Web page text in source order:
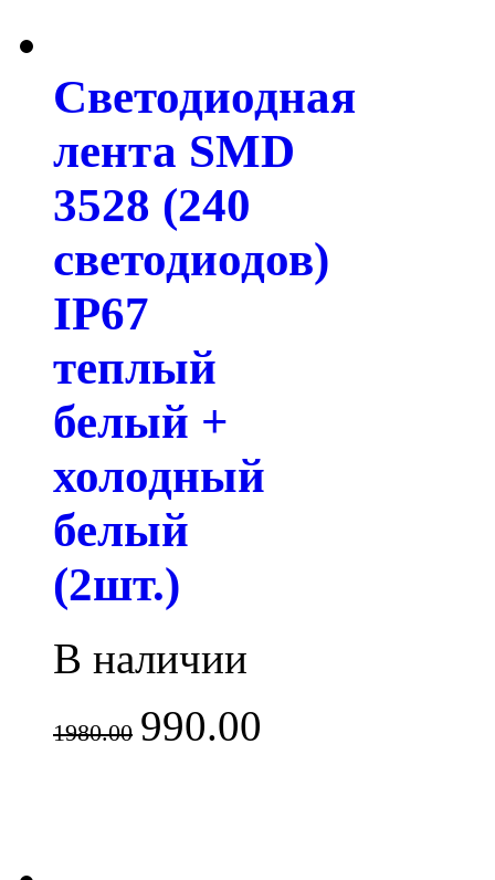
Светодиодная
лента SMD
3528 (240
светодиодов)
IP67
теплый
белый +
холодный
белый
(2шт.)
В наличии
1980.00 990.00